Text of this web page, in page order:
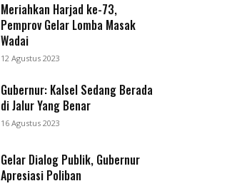
Meriahkan Harjad ke-73,
Pemprov Gelar Lomba Masak
Wadai
12 Agustus 2023
Gubernur: Kalsel Sedang Berada
di Jalur Yang Benar
16 Agustus 2023
Gelar Dialog Publik, Gubernur
Apresiasi Poliban